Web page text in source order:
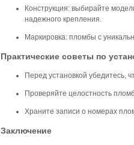
Конструкция: выбирайте
надежного крепления.
Маркировка: пломбы с
Практические советы по
Перед установкой убедитесь,
Проверяйте целостность
Храните записи о номерах
Заключение